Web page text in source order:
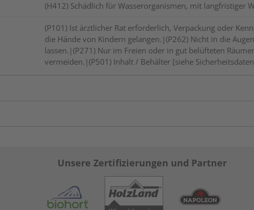
(H412) Schädlich für Wasserorganismen, mit langfristiger
(P101) Ist ärztlicher Rat erforderlich, Verpackung oder
die Hände von Kindern gelangen.|(P262) Nicht in die
lassen.|(P271) Nur im Freien oder in gut belüfteten
vermeiden.|(P501) Inhalt / Behälter [siehe
Unsere Zertifizierungen und Partner